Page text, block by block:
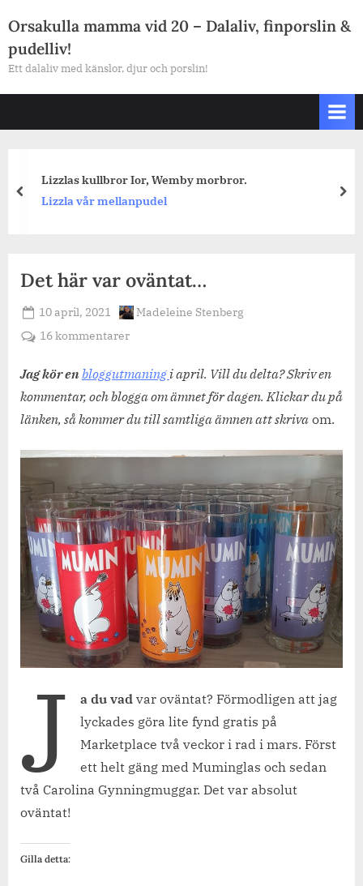
to
content
Orsakulla mamma vid 20 – Dalaliv, finporslin &
pudelliv!
Ett dalaliv med känslor, djur och porslin!
Lizzlas kullbror Ior, Wemby morbror.
Lizzla vår mellanpudel
prev
Det här var oväntat…
Posted
on
10 april, 2021 By
Madeleine Stenberg
16 kommentarertill
här
var
Jag kör enbloggutmaning i april. Vill du delta? Skriv en
kommentar, och blogga om ämnet för dagen. Klickar du på
länken, så kommer du till samtliga ämnen att skriva om.
J a du vadvar oväntat? Förmodligen att jag
lyckades göra lite fynd gratis på
Marketplace två veckor i rad i mars. Först
ett helt gäng med Muminglas och sedan
två Carolina Gynningmuggar. Det var absolut
oväntat!
Gilla detta: